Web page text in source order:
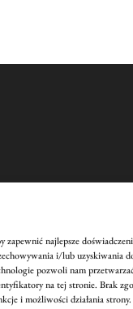
zapewnić najlepsze
i/lub uzyskiwania
pozwoli nam
na tej stronie. Brak
i możliwości działania strony.